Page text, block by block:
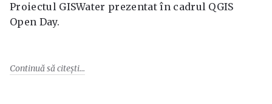
Proiectul GISWater prezentat în cadrul QGIS
Open Day.
Continuă să citești